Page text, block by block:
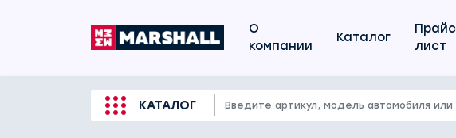
О
компании
Каталог
лист
КАТАЛОГ